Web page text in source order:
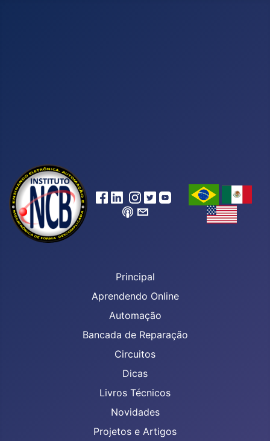
Principal
Aprendendo Online
Automação
Bancada de Reparação
Circuitos
Dicas
Livros Técnicos
Novidades
Projetos e Artigos